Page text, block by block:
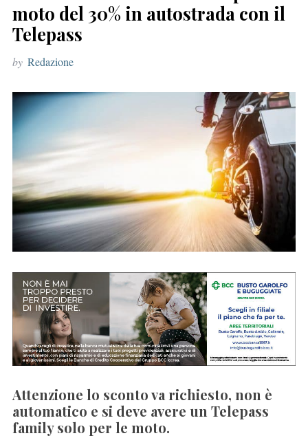
h
f
o
r
moto del 30% in autostrada con il
Telepass
by Redazione
Attenzione lo sconto va richiesto, non è
automatico e si deve avere un Telepass
family solo per le moto.